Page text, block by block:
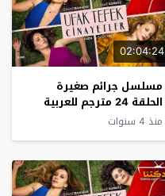
02:04:24
مسلسل جرائم صغيرة
الحلقة 24 مترجم للعربية
منذ 4 سنوات